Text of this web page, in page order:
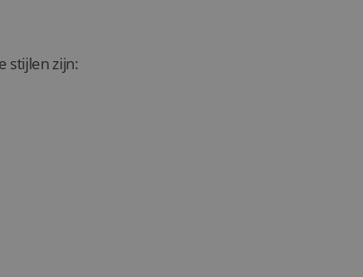
stijlen zijn: